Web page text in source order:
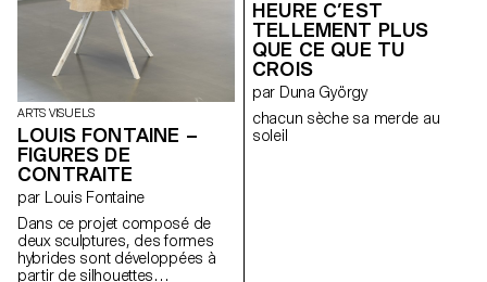
ARTS VISUELS
LOUIS FONTAINE –
FIGURES DE
CONTRAITE
par Louis Fontaine
Dans ce projet composé de
deux sculptures, des formes
hybrides sont développées à
partir de silhouettes
HEURE C’EST
TELLEMENT PLUS
QUE CE QUE TU
CROIS
par Duna György
chacun sèche sa merde au
soleil